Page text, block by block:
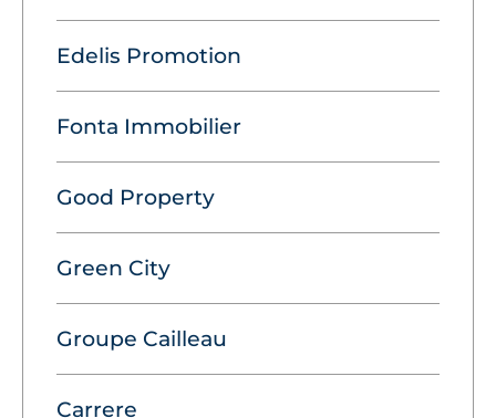
Edelis Promotion
Fonta Immobilier
Good Property
Green City
Groupe Cailleau
Carrere